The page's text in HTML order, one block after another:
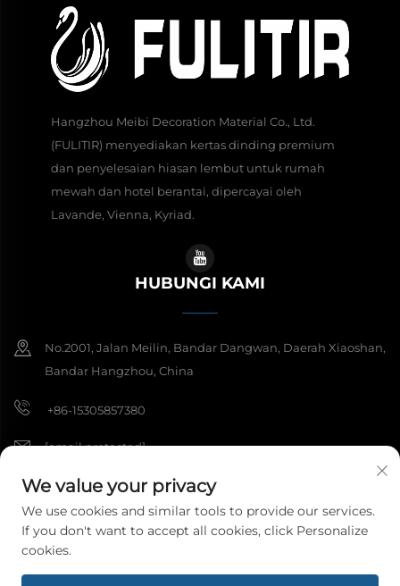
Tamu & Bilik Tidur
Bilik Tidur
Hangzhou Meibi Decoration Material Co., Ltd.
(FULITIR) menyediakan kertas dinding premium
dan penyelesaian hiasan lembut untuk rumah
mewah dan hotel berantai, dipercayai oleh
Lavande, Vienna, Kyriad.
HUBUNGI KAMI
No.2001, Jalan Meilin, Bandar Dangwan, Daerah Xiaoshan,
Bandar Hangzhou, China
+86-15305857380
[email protected]
Hak Cipta © 2026 Hangzhou Meibi Decoration Materials Co., Ltd.
Semua hak dicendangkan. Dasar Privasi
We value your privacy
We use cookies and similar tools to provide our services.
If you don't want to accept all cookies, click Personalize
cookies.